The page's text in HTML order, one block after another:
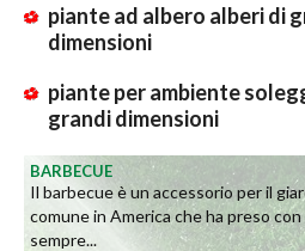
piante ad albero alberi di
dimensioni
piante per ambiente
grandi dimensioni
BARBECUE
Il barbecue è un accessorio per il
comune in America che ha preso con
sempre...